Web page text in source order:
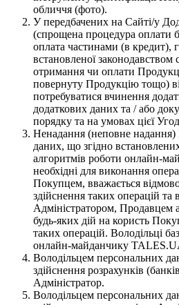
обличчя (фото).
У передбачених на Сайті/у
(спрощена процедура оплати
оплата частинами (в кредит),
встановленої
отримання чи оплати
повернуту Продукцію тощо)
потребуватися вчинення
додаткових даних та / або
порядку та на умовах цієї
Ненадання (неповне
даних, що згідно
алгоритмів роботи онлайн-
необхідні для виконання
Покупцем, вважається
здійснення таких операцій
Адміністратором, Продавцем
будь-яких дій на користь
таких операцій. Володільці
онлайн-майданчику
Володільцем персональних
здійснення розрахунків
Адміністратор.
Володільцем персональних